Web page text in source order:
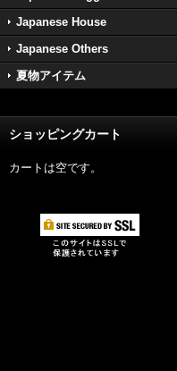
Japanese House
Japanese Others
夏物アイテム
ショッピングカート
カートは空です。